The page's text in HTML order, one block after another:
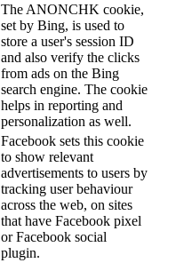
The ANONCHK cookie,
set by Bing, is used to
store a user's session ID
and also verify the clicks
from ads on the Bing
search engine. The cookie
helps in reporting and
personalization as well.
Facebook sets this cookie
to show relevant
advertisements to users by
tracking user behaviour
across the web, on sites
that have Facebook pixel
or Facebook social
plugin.